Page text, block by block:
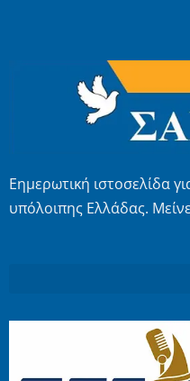
Εημερωτική ιστοσελίδα
υπόλοιπης Ελλάδας.